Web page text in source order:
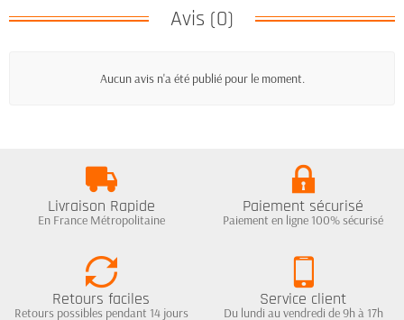
Avis (0)
Aucun avis n'a été publié pour le moment.
Livraison Rapide
En France Métropolitaine
Paiement sécurisé
Paiement en ligne 100% sécurisé
Retours faciles
Retours possibles pendant 14 jours
Service client
Du lundi au vendredi de 9h à 17h